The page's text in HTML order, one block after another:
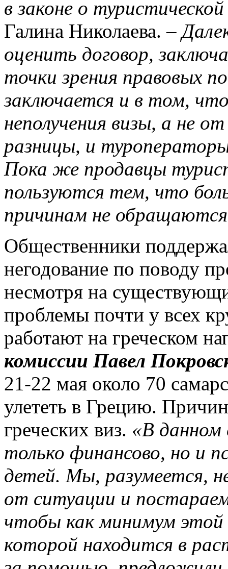
в законе о
Галина Николаева. –
оценить договор,
точки зрения правовых
заключается и в том,
неполучения визы, а не
разницы, и
Пока же продавцы
пользуются тем, что
причинам не обращаются
Общественники
негодование по поводу
несмотря на
проблемы почти у всех
работают на греческом
комиссии Павел
21-22 мая около 70
улететь в Грецию.
греческих виз. «В данном
только финансово, но и
детей. Мы, разумеется,
от ситуации и
чтобы как минимум этой
которой находится в